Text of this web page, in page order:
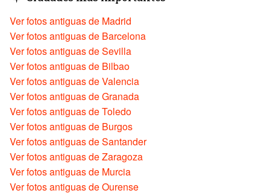
Ver fotos antiguas de Madrid
Ver fotos antiguas de Barcelona
Ver fotos antiguas de Sevilla
Ver fotos antiguas de Bilbao
Ver fotos antiguas de Valencia
Ver fotos antiguas de Granada
Ver fotos antiguas de Toledo
Ver fotos antiguas de Burgos
Ver fotos antiguas de Santander
Ver fotos antiguas de Zaragoza
Ver fotos antiguas de Murcia
Ver fotos antiguas de Ourense